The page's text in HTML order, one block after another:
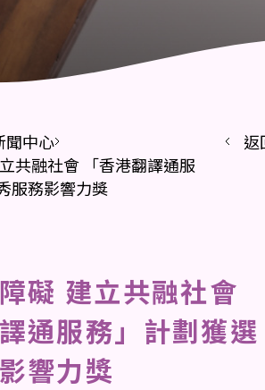
聞中心
共融社會 「香港翻譯通服
服務影響力獎
返
礙 建立共融社會
譯通服務」計劃獲選
響力獎